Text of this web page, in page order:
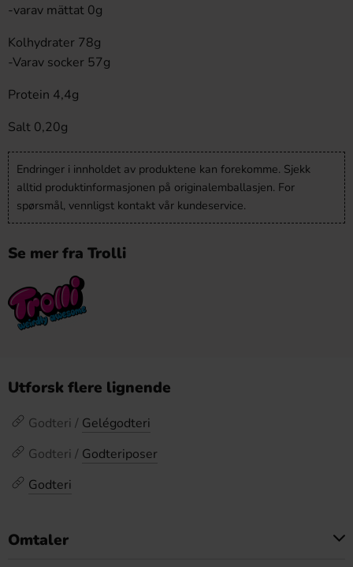
-varav mättat 0g
Kolhydrater 78g
-Varav socker 57g
Protein 4,4g
Salt 0,20g
Endringer i innholdet av produktene kan forekomme. Sjekk
alltid produktinformasjonen på originalemballasjen. For
spørsmål, vennligst kontakt vår kundeservice.
Se mer fra Trolli
Utforsk flere lignende
Godteri / Gelégodteri
Godteri / Godteriposer
Godteri
Omtaler